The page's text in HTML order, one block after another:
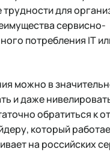
для
сервисно-
потребления IT
можно в
и даже
обратиться к
который
на российских